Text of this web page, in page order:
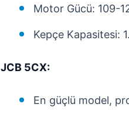
Motor Gücü: 109-
Kepçe Kapasitesi:
JCB 5CX:
En güçlü model,